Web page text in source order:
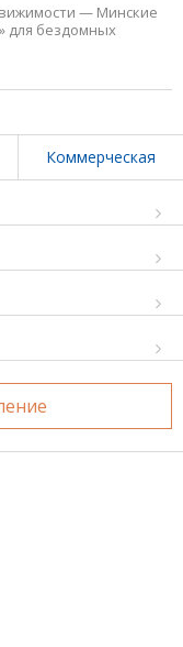
— Минские
для бездомных
Коммерческая